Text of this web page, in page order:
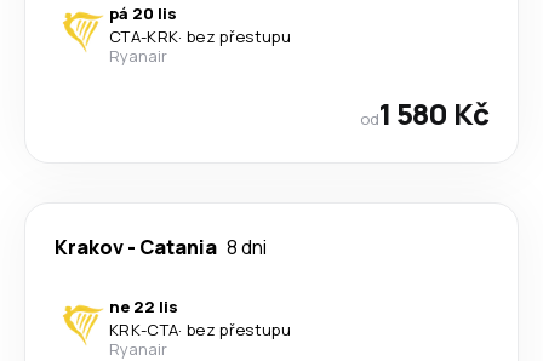
pá 20 lis
CTA-KRK· bez přestupu
Ryanair
od1 580 Kč
Krakov- Catania 8 dni
ne 22 lis
KRK-CTA· bez přestupu
Ryanair